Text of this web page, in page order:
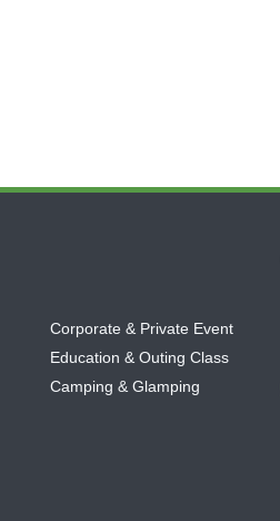
Corporate & Private Event
Education & Outing Class
Camping & Glamping